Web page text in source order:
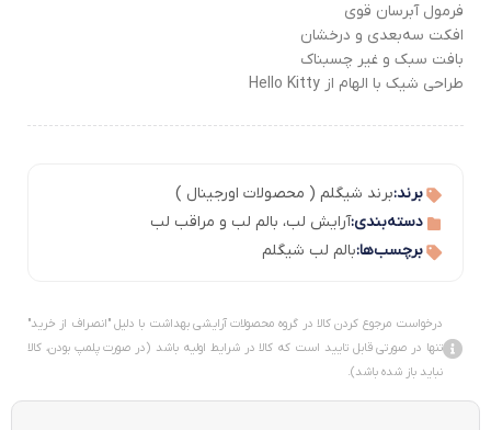
فرمول آبرسان قوی
افکت سه‌بعدی و درخشان
بافت سبک و غیر چسبناک
طراحی شیک با الهام از Hello Kitty
برند:برند شیگلم ( محصولات اورجینال )
دسته‌بندی:آرایش لب، بالم لب و مراقب لب
برچسب‌ها:بالم لب شیگلم
درخواست مرجوع کردن کالا در گروه محصولات آرایشی بهداشت با دلیل "انصراف از خرید"
تنها در صورتی قابل تایید است که کالا در شرایط اولیه باشد (در صورت پلمپ بودن، کالا
نباید باز شده باشد).